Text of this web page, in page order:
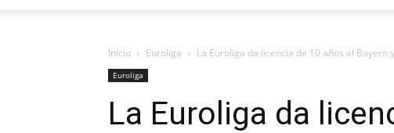
Inicio Euroliga La Euroliga da licencia de 10 años al Bayern
Euroliga
La Euroliga da